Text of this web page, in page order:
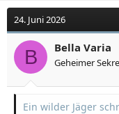
24. Juni 2026
B Bella Varia
Geheimer
Ein wilder Jäger